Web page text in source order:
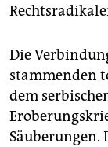
Die
stammenden
dem
Säuberungen.